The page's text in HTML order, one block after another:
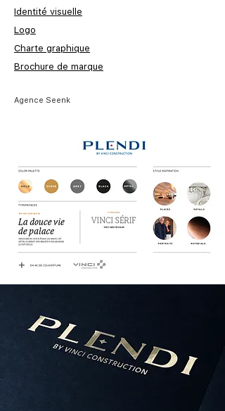
Identité visuelle
Logo
Charte graphique
Brochure de marque
Agence Seenk